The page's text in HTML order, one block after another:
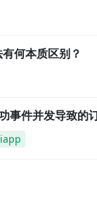
何本质区别？
事件并发导致的